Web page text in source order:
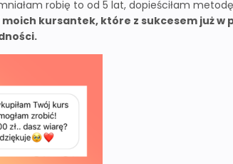
robię to od 5 lat, dopieściłam
kursantek, które z sukcesem już w